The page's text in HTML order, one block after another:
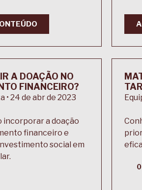
A DOAÇÃO NO
FINANCEIRO?
• 24 de abr de 2023
incorporar a doação
financeiro e
social em
0